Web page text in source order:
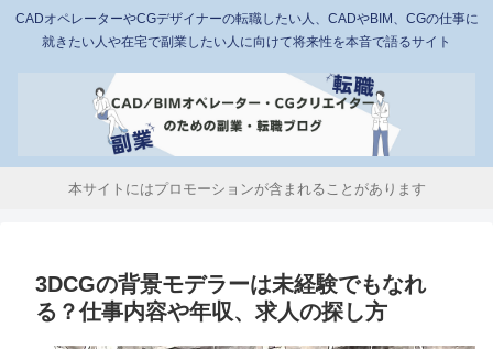
CADオペレーターやCGデザイナーの転職したい人、CADやBIM、CGの仕事に
就きたい人や在宅で副業したい人に向けて将来性を本音で語るサイト
本サイトにはプロモーションが含まれることがあります
3DCGの背景モデラーは未経験でもなれ
る？仕事内容や年収、求人の探し方